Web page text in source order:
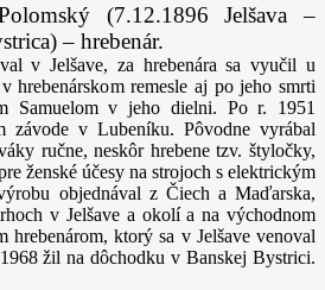
(7.12.1896 Jelšava –
– hrebenár.
v Jelšave, za hrebenára sa vyučil u
hrebenárskom remesle aj po jeho smrti
Samuelom v jeho dielni. Po r. 1951
závode v Lubeníku. Pôvodne vyrábal
ručne, neskôr hrebene tzv. štyločky,
ženské účesy na strojoch s elektrickým
objednával z Čiech a Maďarska,
v Jelšave a okolí a na východnom
hrebenárom, ktorý sa v Jelšave venoval
žil na dôchodku v Banskej Bystrici.